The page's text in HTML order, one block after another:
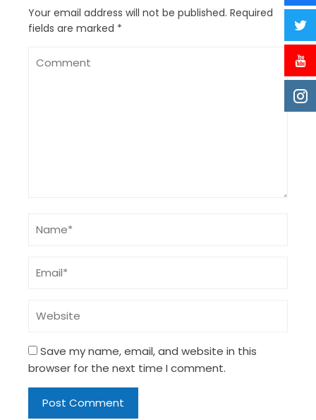
Your email address will not be published. Required
fields are marked *
Save my name, email, and website in this
browser for the next time I comment.